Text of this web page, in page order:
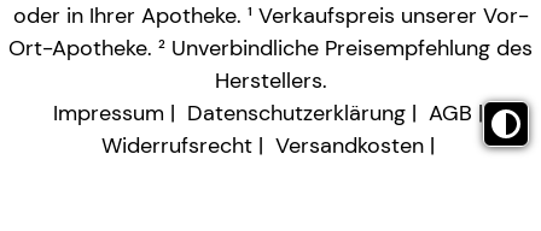
oder in Ihrer Apotheke. ¹ Verkaufspreis unserer Vor-
Ort-Apotheke. ² Unverbindliche Preisempfehlung des
Herstellers.
Impressum
Datenschutzerklärung
AGB
Widerrufsrecht
Versandkosten